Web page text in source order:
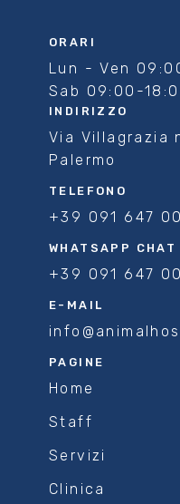
ORARI
Lun - Ven
Sab 09:00-
INDIRIZZO
Via Villagrazia
Palermo
TELEFONO
+39 091 647
WHATSAPP CHAT
+39 091 647
E-MAIL
PAGINE
Home
Staff
Servizi
Clinica